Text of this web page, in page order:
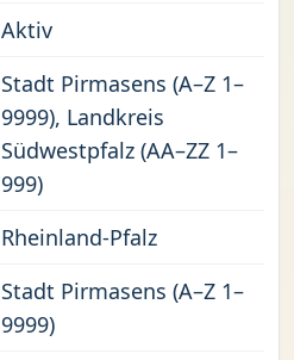
Aktiv
Stadt Pirmasens (A–Z 1–
9999), Landkreis
Südwestpfalz (AA–ZZ 1–
999)
Rheinland-Pfalz
Stadt Pirmasens (A–Z 1–
9999)